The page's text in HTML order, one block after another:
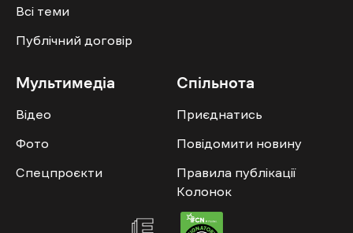
Всі теми
Публічний договір
Мультимедіа
Відео
Фото
Спецпроєкти
Спільнота
Приєднатись
Повідомити новину
Правила публікації
Колонок